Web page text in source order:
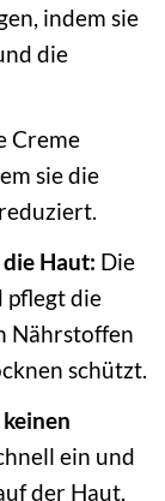
indem sie
die
Creme
sie die
Haut: Die
pflegt die
Nährstoffen
schützt.
ein und
der Haut,